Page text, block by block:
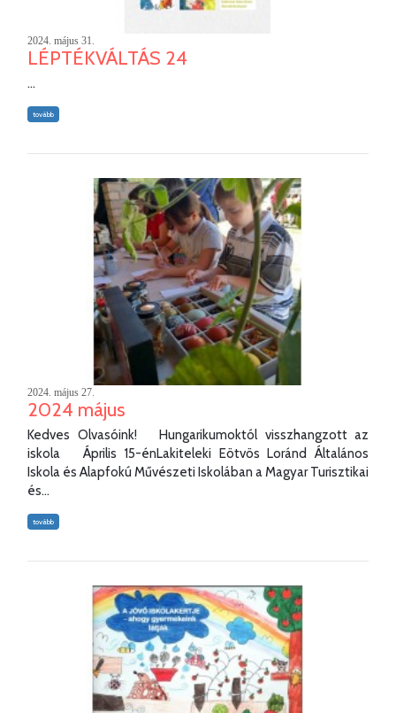
2024. május 31.
LÉPTÉKVÁLTÁS 24
...
tovább
2024. május 27.
2024 május
Kedves Olvasóink! Hungarikumoktól visszhangzott az
iskola Április 15-énLakiteleki Eötvös Loránd Általános
Iskola és Alapfokú Művészeti Iskolában a Magyar Turisztikai
és...
tovább